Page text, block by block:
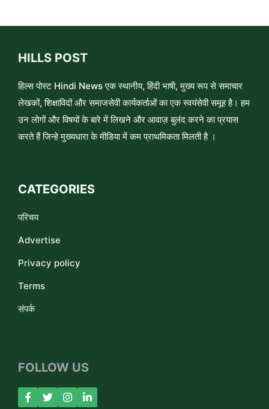
HILLS POST
हिल्स पोस्ट Hindi News एक स्थानीय, हिंदी भाषी, मुख्य रूप से समाचार
लेखकों, शिक्षाविदों और समाजसेवी कार्यकर्ताओं का एक स्वयंसेवी समूह है। हम
उन लोगों और विषयों के बारे में लिखने और आवाज़ बुलंद करने का प्रयास
करते हैं जिन्हे मुख्यधारा के मीडिया में कम प्राथमिकता मिलती है ।
CATEGORIES
परिचय
Advertise
Privacy policy
Terms
संपर्क
FOLLOW US